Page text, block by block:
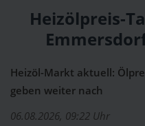
Heizölpreis-
Heizöl-Markt aktuell:
geben weiter nach
06.08.2026, 09:22 Uhr